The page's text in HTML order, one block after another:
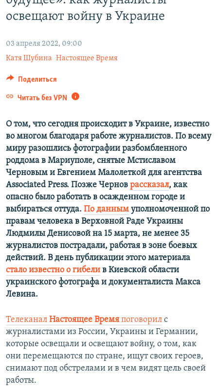
ПОБЕДИТЕЛЕЙ НЕ СУДЯТ?
ELIFBE
УКРАИНСКАЯ ПРОБЛЕМА КРЫМА
ПРИСОЕДИНЯЙТЕСЬ!
Все сайты RFE/RL
освещают войну в Украине
03 апреля 2022, 09:00
Катя Шубина Настоящее Время
Поделиться
Читать без VPN
О том, что сегодня происходит в Украине, известно
во многом благодаря работе журналистов. По всему
миру разошлись фотографии разбомбленного
роддома в Мариуполе, снятые Мстиславом
Черновым и Евгением Малолеткой для агентства
Associated Press. Позже Чернов рассказал, как
опасно было работать в осажденном городе и
выбираться оттуда. По данным уполномоченной по
правам человека в Верховной Раде Украины
Людмилы Денисовой на 15 марта, не менее 35
журналистов пострадали, работая в зоне боевых
действий. В день публикации этого материала
стало известно о гибели в Киевской области
украинского фотографа и документалиста Макса
Левина.
Телеканал Настоящее Время поговорил с
журналистами из России, Украины и Германии,
которые освещали и освещают войну, о том, как
они перемещаются по стране, ищут своих героев,
снимают под обстрелами и в чем видят цель своей
работы.